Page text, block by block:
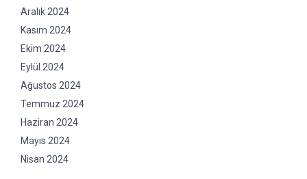
Aralık 2024
Kasım 2024
Ekim 2024
Eylül 2024
Ağustos 2024
Temmuz 2024
Haziran 2024
Mayıs 2024
Nisan 2024